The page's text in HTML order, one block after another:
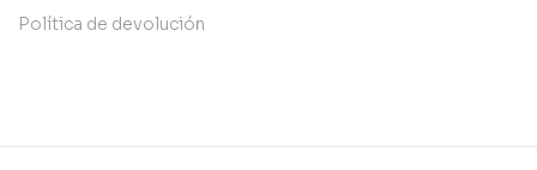
Política de devolución